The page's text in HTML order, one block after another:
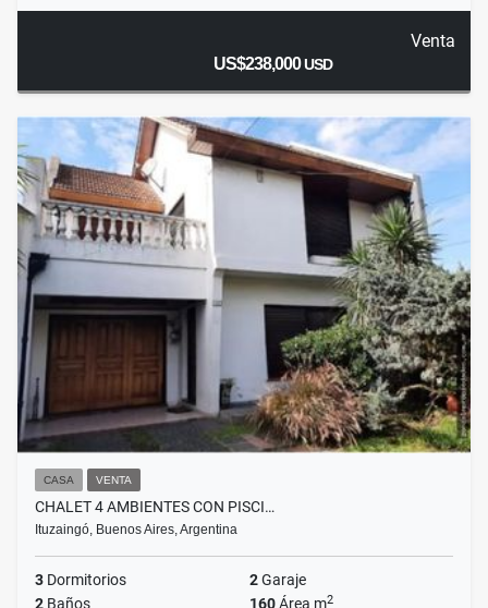
Venta
US$238,000USD
CASA VENTA
CHALET 4 AMBIENTES CON PISCI…
Ituzaingó, Buenos Aires, Argentina
3 Dormitorios 2Garaje
2 Baños 160Área m2